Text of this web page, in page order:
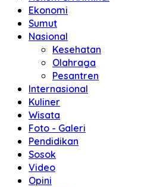
Ekonomi
Sumut
Nasional
Kesehatan
Olahraga
Pesantren
Internasional
Kuliner
Wisata
Foto - Galeri
Pendidikan
Sosok
Video
Opini